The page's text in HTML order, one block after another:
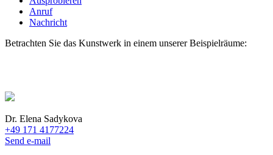
Anruf
Nachricht
Betrachten Sie das Kunstwerk in einem unserer Beispielräume:
Dr. Elena Sadykova
+49 171 4177224
Send e-mail